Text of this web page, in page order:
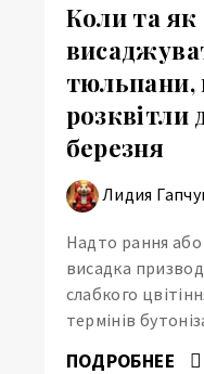
Коли та як
розквітли
березня
Лидия
Надто рання або
висадка
слабкого
термінів
ПОДРОБНЕЕ